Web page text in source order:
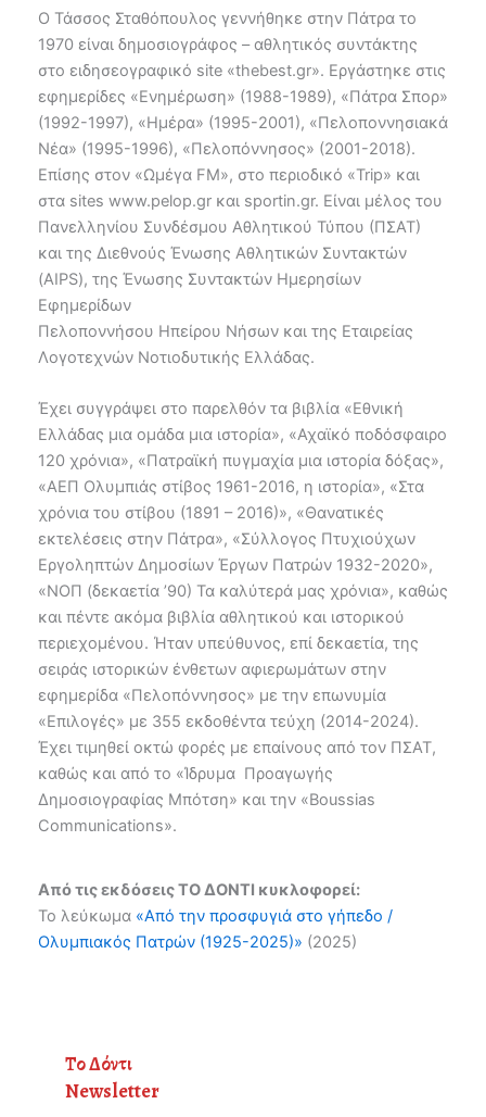
Ο Τάσσος Σταθόπουλος γεννήθηκε στην Πάτρα το
1970 είναι δημοσιογράφος – αθλητικός συντάκτης
στο ειδησεογραφικό site «thebest.gr». Εργάστηκε στις
εφημερίδες «Ενημέρωση» (1988-1989), «Πάτρα Σπορ»
(1992-1997), «Ημέρα» (1995-2001), «Πελοποννησιακά
Νέα» (1995-1996), «Πελοπόννησος» (2001-2018).
Επίσης στον «Ωμέγα FM», στο περιοδικό «Trip» και
στα sites www.pelop.gr και sportin.gr. Είναι μέλος του
Πανελληνίου Συνδέσμου Αθλητικού Τύπου (ΠΣΑΤ)
και της Διεθνούς Ένωσης Αθλητικών Συντακτών
(AIPS), της Ένωσης Συντακτών Ημερησίων
Εφημερίδων
Πελοποννήσου Ηπείρου Νήσων και της Εταιρείας
Λογοτεχνών Νοτιοδυτικής Ελλάδας.
Έχει συγγράψει στο παρελθόν τα βιβλία «Εθνική
Ελλάδας μια ομάδα μια ιστορία», «Αχαϊκό ποδόσφαιρο
120 χρόνια», «Πατραϊκή πυγμαχία μια ιστορία δόξας»,
«ΑΕΠ Ολυμπιάς στίβος 1961-2016, η ιστορία», «Στα
χρόνια του στίβου (1891 – 2016)», «Θανατικές
εκτελέσεις στην Πάτρα», «Σύλλογος Πτυχιούχων
Εργοληπτών Δημοσίων Έργων Πατρών 1932-2020»,
«ΝΟΠ (δεκαετία ’90) Τα καλύτερά μας χρόνια», καθώς
και πέντε ακόμα βιβλία αθλητικού και ιστορικού
περιεχομένου. Ήταν υπεύθυνος, επί δεκαετία, της
σειράς ιστορικών ένθετων αφιερωμάτων στην
εφημερίδα «Πελοπόννησος» με την επωνυμία
«Επιλογές» με 355 εκδοθέντα τεύχη (2014-2024).
Έχει τιμηθεί οκτώ φορές με επαίνους από τον ΠΣΑΤ,
καθώς και από το «Ίδρυμα Προαγωγής
Δημοσιογραφίας Μπότση» και την «Βοussias
Communications».
Από τις εκδόσεις ΤΟ ΔΟΝΤΙ κυκλοφορεί:
Το λεύκωμα «Από την προσφυγιά στο γήπεδο /
Ολυμπιακός Πατρών (1925-2025)» (2025)
Το Δόντι
Newsletter